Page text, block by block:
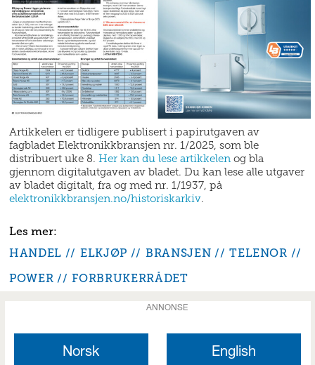
Artikkelen er tidligere publisert i papirutgaven av
fagbladet Elektronikkbransjen nr. 1/2025, som ble
distribuert uke 8.Her kan du lese artikkelen og bla
gjennom digitalutgaven av bladet. Du kan lese alle utgaver
av bladet digitalt, fra og med nr. 1/1937, på
elektronikkbransjen.no/historiskarkiv.
HANDEL ELKJØP BRANSJEN
TELENOR
POWER
FORBRUKERRÅDET
ANNONSE
Norsk English